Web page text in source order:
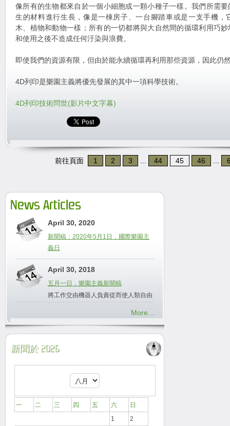
像所有的生物都來自於一個小細胞或一顆小種子一樣。我們所需
生的材料進行生長，像是一棟房子、一台腳踏車或是一支手機，
木、植物和動物一樣；所有的一切都將與大自然間的循環利用巧
和使用之後不造成任何汙染與浪費。
即使我們的資源有限，但由於能永續循環再利用那些資源，因此仍
4D列印是樂園主義將優先發展的其中一項科學技術。
4D列印技術問世(影片中文字幕)
前往頁面 1 2 3 44 45 46
News Articles
April 30, 2020
新聞稿：2020年5月1日，國際樂園主
義日
April 30, 2018
五月一日，樂園主義新聞稿
將工作交由機器人負責從而使人類自由
More...
新聞於 2026
一 二 三 四 五 六
日
1
2